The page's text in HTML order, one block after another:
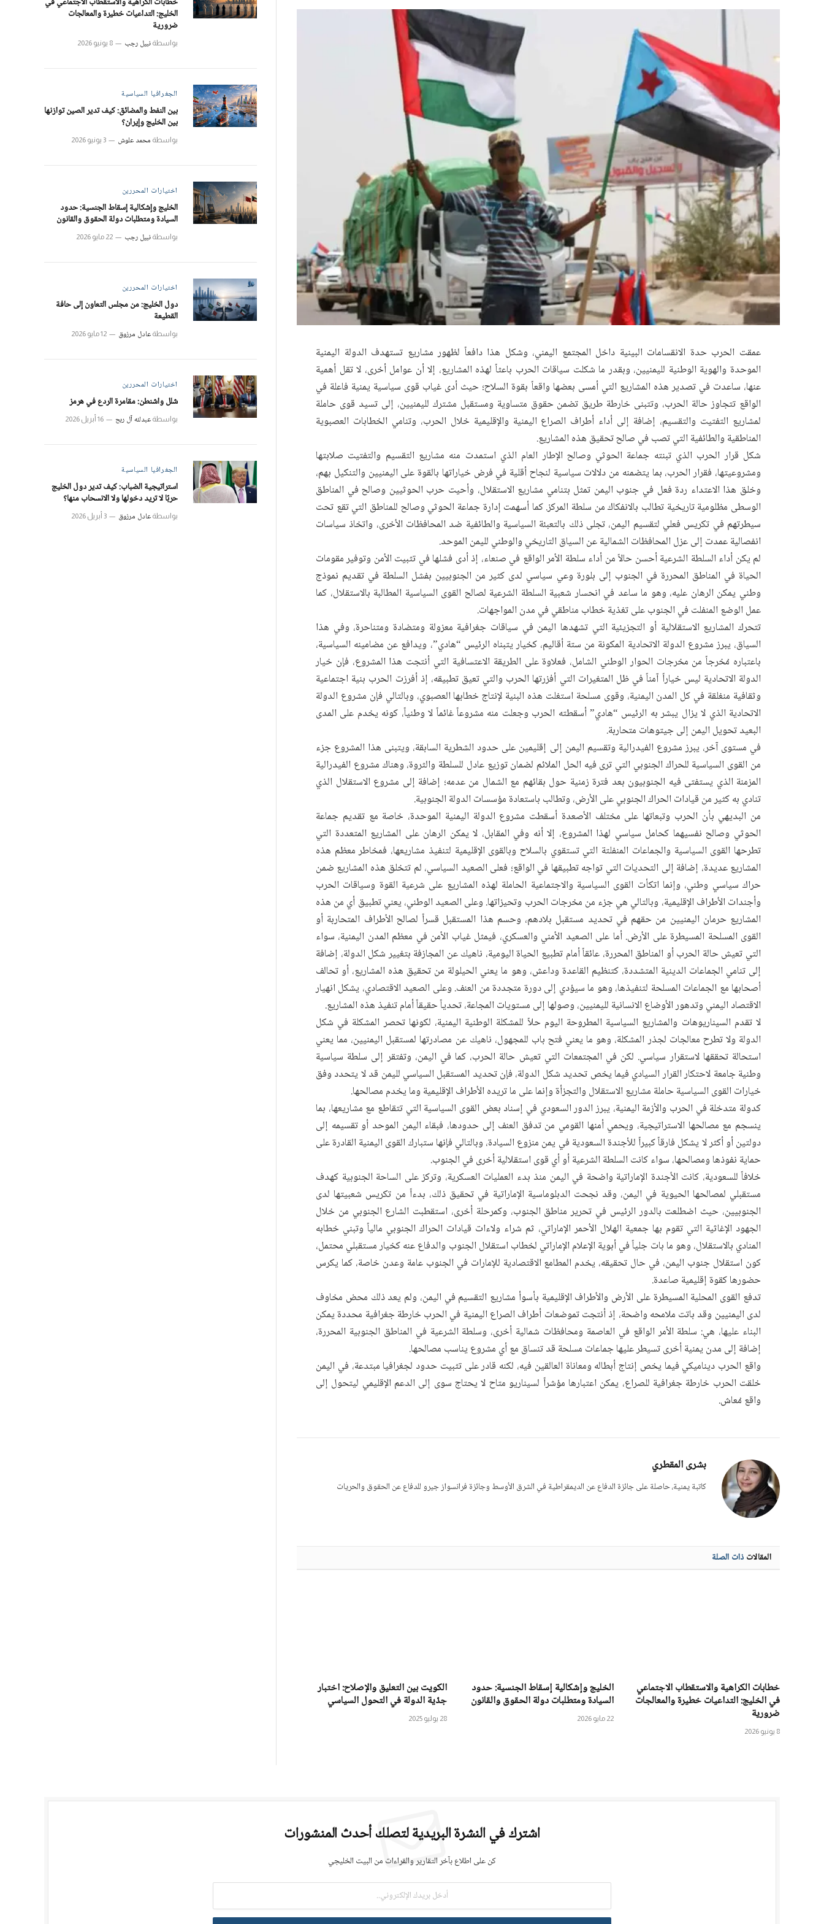
عمقت الحرب حدة الانقسامات البينية داخل المجتمع اليمني، وشكل هذا دافعاً لظهور مشاريع تستهدف الدولة اليمنية
الموحدة والهوية الوطنية لليمنيين، وبقدر ما شكلت سياقات الحرب باعثاً لهذه المشاريع، إلا أن عوامل أخرى، لا تقل أهمية
عنها، ساعدت في تصدير هذه المشاريع التي أمسى بعضها واقعاً بقوة السلاح؛ حيث أدى غياب قوى سياسية يمنية فاعلة في
الواقع تتجاوز حالة الحرب، وتتبنى خارطة طريق تضمن حقوق متساوية ومستقبل مشترك لليمنيين، إلى تسيد قوى حاملة
لمشاريع التفتيت والتقسيم، إضافة إلى أداء أطراف الصراع اليمنية والإقليمية خلال الحرب، وتنامي الخطابات العصبوية
المناطقية والطائفية التي تصب في صالح تحقيق هذه المشاريع.
شكل قرار الحرب الذي تبنته جماعة الحوثي وصالح الإطار العام الذي استمدت منه مشاريع التقسيم والتفتيت صلابتها
ومشروعيتها، فقرار الحرب، بما يتضمنه من دلالات سياسية لنجاح أقلية في فرض خياراتها بالقوة على اليمنيين والتنكيل بهم،
وخلق هذا الاعتداء ردة فعل في جنوب اليمن تمثل بتنامي مشاريع الاستقلال، وأحيت حرب الحوثيين وصالح في المناطق
الوسطى مظلومية تاريخية تطالب بالانفكاك من سلطة المركز. كما أسهمت إدارة جماعة الحوثي وصالح للمناطق التي تقع تحت
سيطرتهم في تكريس فعلي لتقسيم اليمن، تجلى ذلك بالتعبئة السياسية والطائفية ضد المحافظات الأخرى، واتخاذ سياسات
انفصالية عمدت إلى عزل المحافظات الشمالية عن السياق التاريخي والوطني لليمن الموحد.
لم يكن أداء السلطة الشرعية أحسن حالاً من أداء سلطة الأمر الواقع في صنعاء، إذ أدى فشلها في تثبيت الأمن وتوفير مقومات
الحياة في المناطق المحررة في الجنوب إلى بلورة وعي سياسي لدى كثير من الجنوبيين بفشل السلطة في تقديم نموذج
وطني يمكن الرهان عليه، وهو ما ساعد في انحسار شعبية السلطة الشرعية لصالح القوى السياسية المطالبة بالاستقلال، كما
عمل الوضع المنفلت في الجنوب على تغذية خطاب مناطقي في مدن المواجهات.
تتحرك المشاريع الاستقلالية أو التجزيئية التي تشهدها اليمن في سياقات جغرافية معزولة ومتضادة ومتناحرة، وفي هذا
السياق، يبرز مشروع الدولة الاتحادية المكونة من ستة أقاليم، كخيار يتبناه الرئيس “هادي”، ويدافع عن مضامينه السياسية،
باعتباره مُخرجاً من مخرجات الحوار الوطني الشامل، فعلاوة على الطريقة الاعتسافية التي أنتجت هذا المشروع، فإن خيار
الدولة الاتحادية ليس خياراً آمناً في ظل المتغيرات التي أفزرتها الحرب والتي تعيق تطبيقه، إذ أفرزت الحرب بنية اجتماعية
وثقافية منغلقة في كل المدن اليمنية، وقوى مسلحة استغلت هذه البنية لإنتاج خطابها العصبوي، وبالتالي فإن مشروع الدولة
الاتحادية الذي لا يزال يبشر به الرئيس “هادي” أسقطته الحرب وجعلت منه مشروعاً غائماً لا وطنياً، كونه يخدم على المدى
البعيد تحويل اليمن إلى جيتوهات متحاربة.
في مستوى آخر، يبرز مشروع الفيدرالية وتقسيم اليمن إلى إقليمين على حدود الشطرية السابقة، ويتبنى هذا المشروع جزء
من القوى السياسية للحراك الجنوبي التي ترى فيه الحل الملائم لضمان توزيع عادل للسلطة والثروة، وهناك مشروع الفيدرالية
المزمنة الذي يستفتى فيه الجنوبيون بعد فترة زمنية حول بقائهم مع الشمال من عدمه؛ إضافة إلى مشروع الاستقلال الذي
تنادي به كثير من قيادات الحراك الجنوبي على الأرض، وتطالب باستعادة مؤسسات الدولة الجنوبية.
من البديهي بأن الحرب وتبعاتها على مختلف الأصعدة أسقطت مشروع الدولة اليمنية الموحدة، خاصة مع تقديم جماعة
الحوثي وصالح نفسيهما كحامل سياسي لهذا المشروع، إلا أنه وفي المقابل، لا يمكن الرهان على المشاريع المتعددة التي
تطرحها القوى السياسية والجماعات المنفلتة التي تستقوي بالسلاح وبالقوى الإقليمية لتنفيذ مشاريعها، فمخاطر معظم هذه
المشاريع عديدة، إضافة إلى التحديات التي تواجه تطبيقها في الواقع؛ فعلى الصعيد السياسي، لم تتخلق هذه المشاريع ضمن
حراك سياسي وطني، وإنما اتكأت القوى السياسية والاجتماعية الحاملة لهذه المشاريع على شرعية القوة وسياقات الحرب
وأجندات الأطراف الإقليمية، وبالتالي هي جزء من مخرجات الحرب وتحيزاتها. وعلى الصعيد الوطني، يعني تطبيق أي من هذه
المشاريع حرمان اليمنيين من حقهم في تحديد مستقبل بلادهم، وحسم هذا المستقبل قسراً لصالح الأطراف المتحاربة أو
القوى المسلحة المسيطرة على الأرض. أما على الصعيد الأمني والعسكري، فيمثل غياب الأمن في معظم المدن اليمنية، سواء
التي تعيش حالة الحرب أو المناطق المحررة، عائقاً أمام تطبيع الحياة اليومية، ناهيك عن المجازفة بتغيير شكل الدولة، إضافة
إلى تنامي الجماعات الدينية المتشددة، كتنظيم القاعدة وداعش، وهو ما يعني الحيلولة من تحقيق هذه المشاريع، أو تحالف
أصحابها مع الجماعات المسلحة لتنفيذها، وهو ما سيؤدي إلى دورة متجددة من العنف. وعلى الصعيد الاقتصادي، يشكل انهيار
الاقتصاد اليمني وتدهور الأوضاع الانسانية لليمنيين، وصولها إلى مستويات المجاعة، تحدياً حقيقاً أمام تنفيذ هذه المشاريع.
لا تقدم السيناريوهات والمشاريع السياسية المطروحة اليوم حلاً للمشكلة الوطنية اليمنية، لكونها تحصر المشكلة في شكل
الدولة ولا تطرح معالجات لجذر المشكلة، وهو ما يعني فتح باب للمجهول، ناهيك عن مصادرتها لمستقبل اليمنيين، مما يعني
استحالة تحققها لاستقرار سياسي. لكن في المجتمعات التي تعيش حالة الحرب، كما في اليمن، وتفتقر إلى سلطة سياسية
وطنية جامعة لاحتكار القرار السيادي فيما يخص تحديد شكل الدولة، فإن تحديد المستقبل السياسي لليمن قد لا يتحدد وفق
خيارات القوى السياسية حاملة مشاريع الاستقلال والتجزأة وإنما على ما تريده الأطراف الإقليمية وما يخدم مصالحها.
كدولة متدخلة في الحرب والأزمة اليمنية، يبرز الدور السعودي في إسناد بعض القوى السياسية التي تتقاطع مع مشاريعها، بما
ينسجم مع مصالحها الاستراتيجية، ويحمي أمنها القومي من تدفق العنف إلى حدودها، فبقاء اليمن الموحد أو تقسيمه إلى
دولتين أو أكثر لا يشكل فارقاً كبيراً للأجندة السعودية في يمن منزوع السيادة، وبالتالي فإنها ستبارك القوى اليمنية القادرة على
حماية نفوذها ومصالحها، سواء كانت السلطة الشرعية أو أي قوى استقلالية أخرى في الجنوب.
خلافاً للسعودية، كانت الأجندة الإماراتية واضحة في اليمن منذ بدء العمليات العسكرية، وتركز على الساحة الجنوبية كهدف
مستقبلي لمصالحها الحيوية في اليمن، وقد نجحت الدبلوماسية الإماراتية في تحقيق ذلك، بدءاً من تكريس شعبيتها لدى
الجنوبيين، حيث اضطلعت بالدور الرئيس في تحرير مناطق الجنوب، وكمرحلة أخرى، استقطبت الشارع الجنوبي من خلال
الجهود الإغاثية التي تقوم بها جمعية الهلال الأحمر الإماراتي، ثم شراء ولاءات قيادات الحراك الجنوبي مالياً وتبني خطابه
المنادي بالاستقلال، وهو ما بات جلياً في أبوية الإعلام الإماراتي لخطاب استقلال الجنوب والدفاع عنه كخيار مستقبلي محتمل،
كون استقلال جنوب اليمن، في حال تحقيقه، يخدم المطامع الاقتصادية للإمارات في الجنوب عامة وعدن خاصة، كما يكرس
حضورها كقوة إقليمية صاعدة.
تدفع القوى المحلية المسيطرة على الأرض والأطراف الإقليمية بأسوأ مشاريع التقسيم في اليمن، ولم يعد ذلك محض مخاوف
لدى اليمنيين وقد باتت ملامحه واضحة، إذ أنتجت تموضعات أطراف الصراع اليمنية في الحرب خارطة جغرافية محددة يمكن
البناء عليها، هي: سلطة الأمر الواقع في العاصمة ومحافظات شمالية أخرى، وسلطة الشرعية في المناطق الجنوبية المحررة،
إضافة إلى مدن يمنية أخرى تسيطر عليها جماعات مسلحة قد تنساق مع أي مشروع يناسب مصالحها.
واقع الحرب ديناميكي فيما يخص إنتاج أبطاله ومعاناة العالقين فيه، لكنه قادر على تثبيت حدود لجغرافيا مبتدعة، في اليمن
خلقت الحرب خارطة جغرافية للصراع، يمكن اعتبارها مؤشراً لسيناريو متاح لا يحتاج سوى إلى الدعم الإقليمي ليتحول إلى
واقع مُعاش.
بشرى المقطري
كاتبة يمنية، حاصلة على جائزة الدفاع عن الديمقراطية في الشرق الأوسط وجائزة فرانسواز جيرو للدفاع عن الحقوق والحريات
المقالات ذات الصلة
خطابات الكراهية والاستقطاب الاجتماعي
في الخليج: التداعيات خطيرة والمعالجات
ضرورية
8 يونيو 2026
الخليج وإشكالية إسقاط الجنسية: حدود
السيادة ومتطلبات دولة الحقوق والقانون
22 مايو 2026
الكويت بين التعليق والإصلاح: اختبار
جدّية الدولة في التحول السياسي
28 يوليو 2025
الخليج: التداعيات خطيرة والمعالجات
ضرورية
بواسطة نبيل رجب 8 يونيو 2026
الجغرافيا السياسية
بين النفط والمضائق: كيف تدير الصين توازنها
بين الخليج وإيران؟
بواسطة محمد علوش 3 يونيو 2026
اختيارات المحررين
الخليج وإشكالية إسقاط الجنسية: حدود
السيادة ومتطلبات دولة الحقوق والقانون
بواسطة نبيل رجب 22 مايو 2026
اختيارات المحررين
دول الخليج: من مجلس التعاون إلى حافة
القطيعة
بواسطة عادل مرزوق 12 مايو 2026
اختيارات المحررين
شلل واشنطن: مقامرة الردع في هرمز
بواسطة عبدلله آل ربح 16 أبريل 2026
الجغرافيا السياسية
استراتيجية الضباب: كيف تدير دول الخليج
حربًا لا تريد دخولها ولا الانسحاب منها؟
بواسطة عادل مرزوق 3 أبريل 2026
اشترك في النشرة البريدية لتصلك أحدث المنشورات
كن على اطلاع بآخر التقارير والقراءات من البيت الخليجي